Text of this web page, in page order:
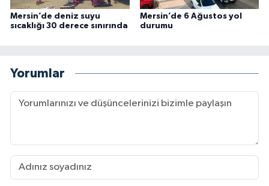
Mersin’de deniz suyu
sıcaklığı 30 derece sınırında
Mersin’de 6 Ağustos yol
durumu
Yorumlar